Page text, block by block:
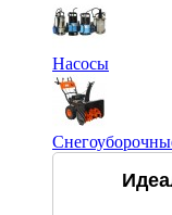
Насосы